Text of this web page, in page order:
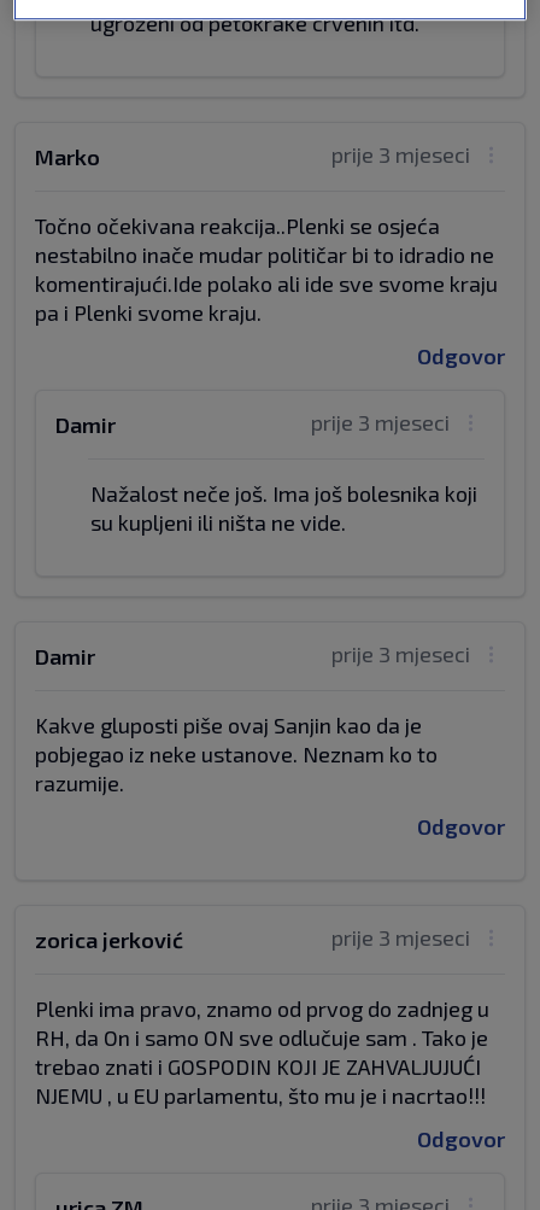
ugroženi od petokrake crvenih itd.
prije 3 mjeseci
Marko
Točno očekivana reakcija..Plenki se osjeća
nestabilno inače mudar političar bi to idradio ne
komentirajući.Ide polako ali ide sve svome kraju
pa i Plenki svome kraju.
Odgovor
prije 3 mjeseci
Damir
Nažalost neče još. Ima još bolesnika koji
su kupljeni ili ništa ne vide.
prije 3 mjeseci
Damir
Kakve gluposti piše ovaj Sanjin kao da je
pobjegao iz neke ustanove. Neznam ko to
razumije.
Odgovor
prije 3 mjeseci
zorica jerković
Plenki ima pravo, znamo od prvog do zadnjeg u
RH, da On i samo ON sve odlučuje sam . Tako je
trebao znati i GOSPODIN KOJI JE ZAHVALJUJUĆI
NJEMU , u EU parlamentu, što mu je i nacrtao!!!
Odgovor